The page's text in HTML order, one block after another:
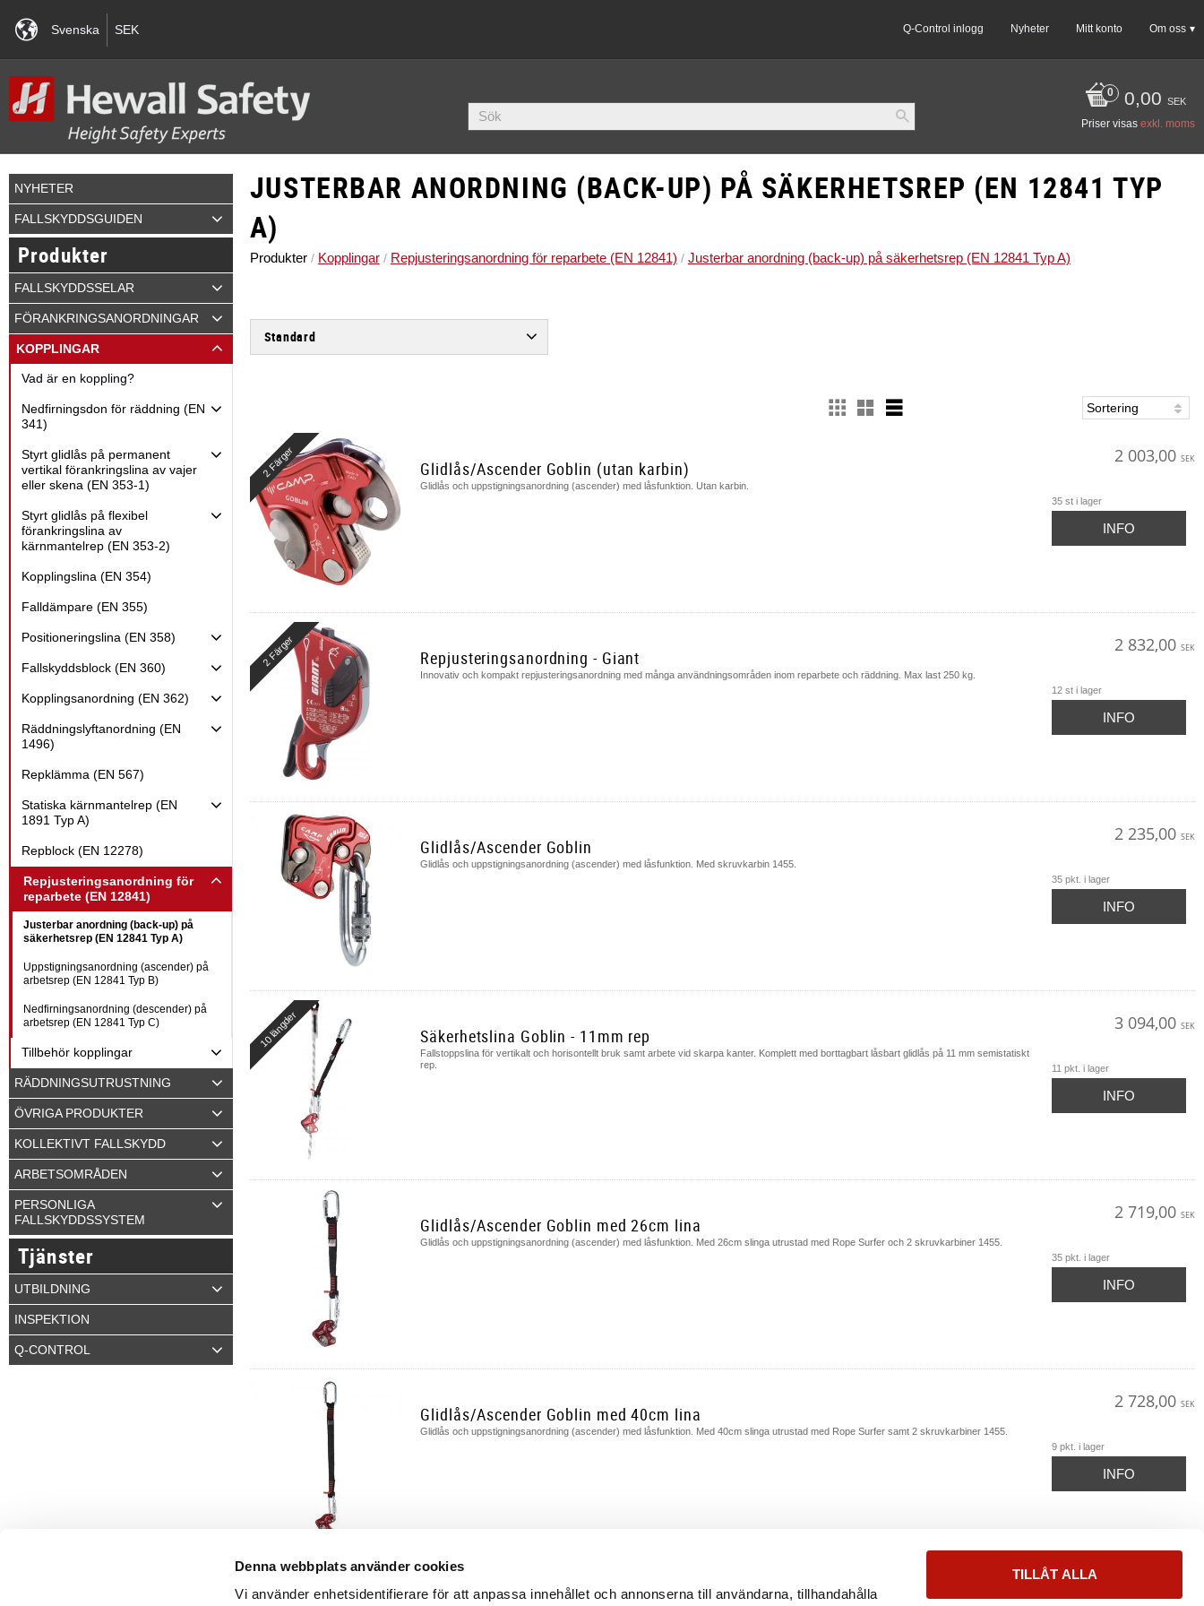
Denna webbplats använder cookies
Vi använder enhetsidentifierare för att anpassa innehållet och annonserna till användarna, tillhandahålla
TILLÅT ALLA
Svenska SEK Q-Control inlogg Nyheter Mitt konto Om oss
0,00 SEK
Priser visas exkl. moms
JUSTERBAR ANORDNING (BACK-UP) PÅ SÄKERHETSREP (EN 12841 TYP
A)
Produkter Kopplingar Repjusteringsanordning för reparbete (EN 12841) Justerbar anordning (back-up) på säkerhetsrep (EN 12841 Typ A)
Standard
EN 341 Typ 2 - Manuella nedfirningsdon för räddning.
anordning (back-up) på säkerhetsrep.
EN 12841 Typ B - Repjusteringsanordning:
Uppstigningsanordning (ascender) på arbetsrep.
Visa fler
Glidlås/Ascender Goblin (utan karbin)
Glidlås och uppstigningsanordning (ascender) med låsfunktion. Utan karbin.
2 003,00 SEK
2 Färger
35 st i lager
INFO
Repjusteringsanordning - Giant
Innovativ och kompakt repjusteringsanordning med många användningsområden inom reparbete och räddning. Max last 250 kg.
2 832,00 SEK
2 Färger
12 st i lager
INFO
Glidlås/Ascender Goblin
Glidlås och uppstigningsanordning (ascender) med låsfunktion. Med skruvkarbin 1455.
2 235,00 SEK
35 pkt. i lager
INFO
Säkerhetslina Goblin - 11mm rep
Fallstoppslina för vertikalt och horisontellt bruk samt arbete vid skarpa kanter. Komplett med borttagbart låsbart glidlås på 11 mm semistatiskt
rep.
3 094,00 SEK
10 längder
11 pkt. i lager
INFO
Glidlås/Ascender Goblin med 26cm lina
Glidlås och uppstigningsanordning (ascender) med låsfunktion. Med 26cm slinga utrustad med Rope Surfer och 2 skruvkarbiner 1455.
2 719,00 SEK
35 pkt. i lager
INFO
Glidlås/Ascender Goblin med 40cm lina
Glidlås och uppstigningsanordning (ascender) med låsfunktion. Med 40cm slinga utrustad med Rope Surfer samt 2 skruvkarbiner 1455.
2 728,00 SEK
9 pkt. i lager
INFO
NYHETER
FALLSKYDDSGUIDEN
Produkter
FALLSKYDDSSELAR
FÖRANKRINGSANORDNINGAR
KOPPLINGAR
Vad är en koppling?
Nedfirningsdon för räddning (EN
341)
Styrt glidlås på permanent
vertikal förankringslina av vajer
eller skena (EN 353-1)
Styrt glidlås på flexibel
förankringslina av
kärnmantelrep (EN 353-2)
Kopplingslina (EN 354)
Falldämpare (EN 355)
Positioneringslina (EN 358)
Fallskyddsblock (EN 360)
Kopplingsanordning (EN 362)
Räddningslyftanordning (EN
1496)
Repklämma (EN 567)
Statiska kärnmantelrep (EN
1891 Typ A)
Repblock (EN 12278)
Repjusteringsanordning för
reparbete (EN 12841)
Justerbar anordning (back-up) på
säkerhetsrep (EN 12841 Typ A)
Uppstigningsanordning (ascender) på
arbetsrep (EN 12841 Typ B)
Nedfirningsanordning (descender) på
arbetsrep (EN 12841 Typ C)
Tillbehör kopplingar
RÄDDNINGSUTRUSTNING
ÖVRIGA PRODUKTER
KOLLEKTIVT FALLSKYDD
ARBETSOMRÅDEN
PERSONLIGA
FALLSKYDDSSYSTEM
Tjänster
UTBILDNING
INSPEKTION
Q-CONTROL